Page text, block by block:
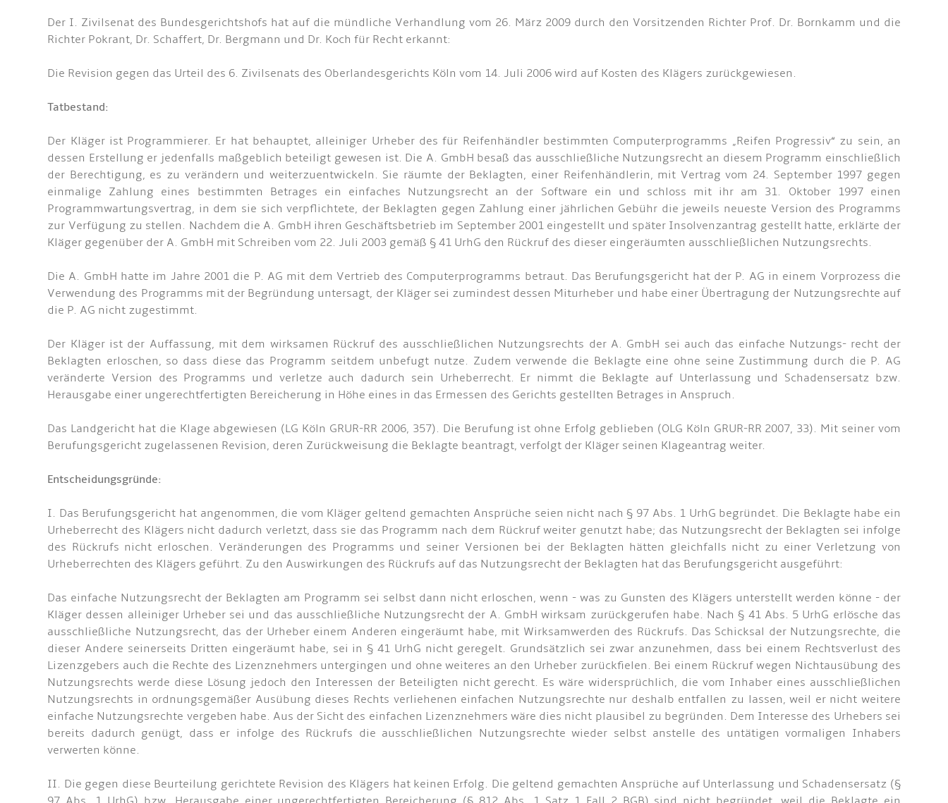
Der I. Zivilsenat des Bundesgerichtshofs hat auf die mündliche Verhandlung vom 26. März 2009 durch den Vorsitzenden Richter Prof. Dr. Bornkamm und die
Richter Pokrant, Dr. Schaffert, Dr. Bergmann und Dr. Koch für Recht erkannt:
Die Revision gegen das Urteil des 6. Zivilsenats des Oberlandesgerichts Köln vom 14. Juli 2006 wird auf Kosten des Klägers zurückgewiesen.
Tatbestand:
Der Kläger ist Programmierer. Er hat behauptet, alleiniger Urheber des für Reifenhändler bestimmten Computerprogramms „Reifen Progressiv“ zu sein, an
dessen Erstellung er jedenfalls maßgeblich beteiligt gewesen ist. Die A. GmbH besaß das ausschließliche Nutzungsrecht an diesem Programm einschließlich
der Berechtigung, es zu verändern und weiterzuentwickeln. Sie räumte der Beklagten, einer Reifenhändlerin, mit Vertrag vom 24. September 1997 gegen
einmalige Zahlung eines bestimmten Betrages ein einfaches Nutzungsrecht an der Software ein und schloss mit ihr am 31. Oktober 1997 einen
Programmwartungsvertrag, in dem sie sich verpflichtete, der Beklagten gegen Zahlung einer jährlichen Gebühr die jeweils neueste Version des Programms
zur Verfügung zu stellen. Nachdem die A. GmbH ihren Geschäftsbetrieb im September 2001 eingestellt und später Insolvenzantrag gestellt hatte, erklärte der
Kläger gegenüber der A. GmbH mit Schreiben vom 22. Juli 2003 gemäß § 41 UrhG den Rückruf des dieser eingeräumten ausschließlichen Nutzungsrechts.
Die A. GmbH hatte im Jahre 2001 die P. AG mit dem Vertrieb des Computerprogramms betraut. Das Berufungsgericht hat der P. AG in einem Vorprozess die
Verwendung des Programms mit der Begründung untersagt, der Kläger sei zumindest dessen Miturheber und habe einer Übertragung der Nutzungsrechte auf
die P. AG nicht zugestimmt.
Der Kläger ist der Auffassung, mit dem wirksamen Rückruf des ausschließlichen Nutzungsrechts der A. GmbH sei auch das einfache Nutzungs- recht der
Beklagten erloschen, so dass diese das Programm seitdem unbefugt nutze. Zudem verwende die Beklagte eine ohne seine Zustimmung durch die P. AG
veränderte Version des Programms und verletze auch dadurch sein Urheberrecht. Er nimmt die Beklagte auf Unterlassung und Schadensersatz bzw.
Herausgabe einer ungerechtfertigten Bereicherung in Höhe eines in das Ermessen des Gerichts gestellten Betrages in Anspruch.
Das Landgericht hat die Klage abgewiesen (LG Köln GRUR-RR 2006, 357). Die Berufung ist ohne Erfolg geblieben (OLG Köln GRUR-RR 2007, 33). Mit seiner vom
Berufungsgericht zugelassenen Revision, deren Zurückweisung die Beklagte beantragt, verfolgt der Kläger seinen Klageantrag weiter.
Entscheidungsgründe:
I. Das Berufungsgericht hat angenommen, die vom Kläger geltend gemachten Ansprüche seien nicht nach § 97 Abs. 1 UrhG begründet. Die Beklagte habe ein
Urheberrecht des Klägers nicht dadurch verletzt, dass sie das Programm nach dem Rückruf weiter genutzt habe; das Nutzungsrecht der Beklagten sei infolge
des Rückrufs nicht erloschen. Veränderungen des Programms und seiner Versionen bei der Beklagten hätten gleichfalls nicht zu einer Verletzung von
Urheberrechten des Klägers geführt. Zu den Auswirkungen des Rückrufs auf das Nutzungsrecht der Beklagten hat das Berufungsgericht ausgeführt:
Das einfache Nutzungsrecht der Beklagten am Programm sei selbst dann nicht erloschen, wenn - was zu Gunsten des Klägers unterstellt werden könne - der
Kläger dessen alleiniger Urheber sei und das ausschließliche Nutzungsrecht der A. GmbH wirksam zurückgerufen habe. Nach § 41 Abs. 5 UrhG erlösche das
ausschließliche Nutzungsrecht, das der Urheber einem Anderen eingeräumt habe, mit Wirksamwerden des Rückrufs. Das Schicksal der Nutzungsrechte, die
dieser Andere seinerseits Dritten eingeräumt habe, sei in § 41 UrhG nicht geregelt. Grundsätzlich sei zwar anzunehmen, dass bei einem Rechtsverlust des
Lizenzgebers auch die Rechte des Lizenznehmers untergingen und ohne weiteres an den Urheber zurückfielen. Bei einem Rückruf wegen Nichtausübung des
Nutzungsrechts werde diese Lösung jedoch den Interessen der Beteiligten nicht gerecht. Es wäre widersprüchlich, die vom Inhaber eines ausschließlichen
Nutzungsrechts in ordnungsgemäßer Ausübung dieses Rechts verliehenen einfachen Nutzungsrechte nur deshalb entfallen zu lassen, weil er nicht weitere
einfache Nutzungsrechte vergeben habe. Aus der Sicht des einfachen Lizenznehmers wäre dies nicht plausibel zu begründen. Dem Interesse des Urhebers sei
bereits dadurch genügt, dass er infolge des Rückrufs die ausschließlichen Nutzungsrechte wieder selbst anstelle des untätigen vormaligen Inhabers
verwerten könne.
II. Die gegen diese Beurteilung gerichtete Revision des Klägers hat keinen Erfolg. Die geltend gemachten Ansprüche auf Unterlassung und Schadensersatz (§